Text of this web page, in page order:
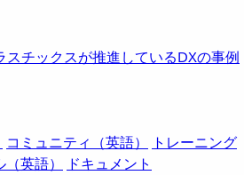
チックスが推進しているDXの事例
コミュニティ（英語）
トレーニング
英語）
ドキュメント